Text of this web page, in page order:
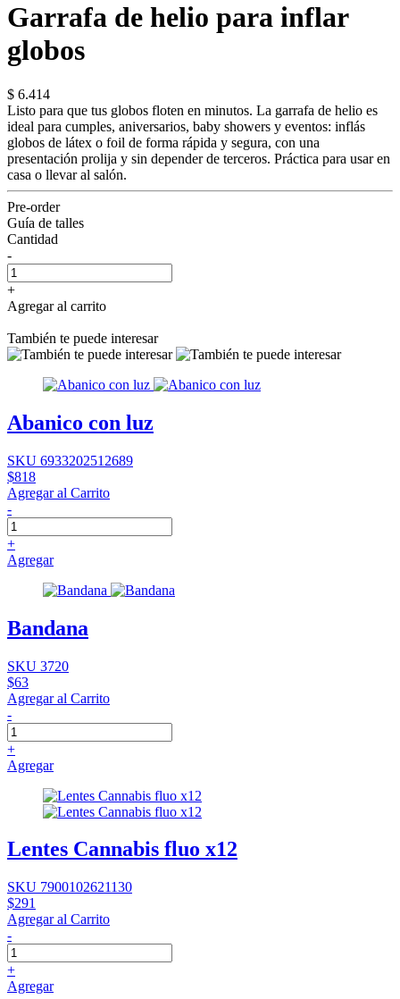
Garrafa de helio para inflar
globos
$ 6.414
Listo para que tus globos floten en minutos. La garrafa de helio es
ideal para cumples, aniversarios, baby showers y eventos: inflás
globos de látex o foil de forma rápida y segura, con una
presentación prolija y sin depender de terceros. Práctica para usar en
casa o llevar al salón.
Pre-order
Guía de talles
Cantidad
-
+
Agregar al carrito
También te puede interesar
Abanico con luz
SKU 6933202512689
$818
Agregar al Carrito
-
+
Agregar
Bandana
SKU 3720
$63
Agregar al Carrito
-
+
Agregar
Lentes Cannabis fluo x12
SKU 7900102621130
$291
Agregar al Carrito
-
+
Agregar